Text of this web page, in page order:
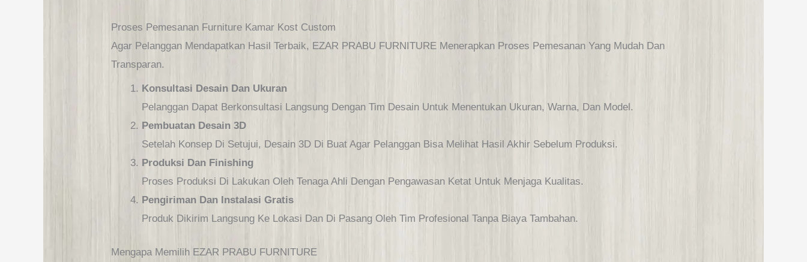
Proses Pemesanan Furniture Kamar Kost Custom
Agar Pelanggan Mendapatkan Hasil Terbaik, EZAR PRABU FURNITURE Menerapkan Proses Pemesanan Yang Mudah Dan
Transparan.
Konsultasi Desain Dan Ukuran
Pelanggan Dapat Berkonsultasi Langsung Dengan Tim Desain Untuk Menentukan Ukuran, Warna, Dan Model.
Pembuatan Desain 3D
Setelah Konsep Di Setujui, Desain 3D Di Buat Agar Pelanggan Bisa Melihat Hasil Akhir Sebelum Produksi.
Produksi Dan Finishing
Proses Produksi Di Lakukan Oleh Tenaga Ahli Dengan Pengawasan Ketat Untuk Menjaga Kualitas.
Pengiriman Dan Instalasi Gratis
Produk Dikirim Langsung Ke Lokasi Dan Di Pasang Oleh Tim Profesional Tanpa Biaya Tambahan.
Mengapa Memilih EZAR PRABU FURNITURE